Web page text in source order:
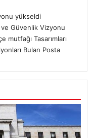
yükseldi
ve Güvenlik Vizyonu
mutfağı Tasarımları
Bulan Posta